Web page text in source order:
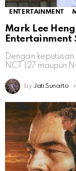
ENTERTAINMENT
Mark Lee
Entertainment
Dengan
NCT 127 maupun
by Jati Sunarto